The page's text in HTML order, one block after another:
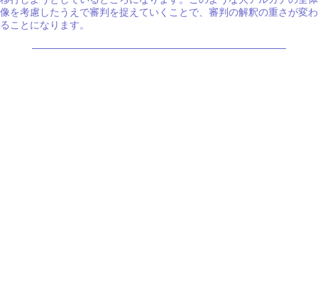
像を考慮したうえで審判を捉えていくことで、審判の解釈の重さが変わ
ることになります。